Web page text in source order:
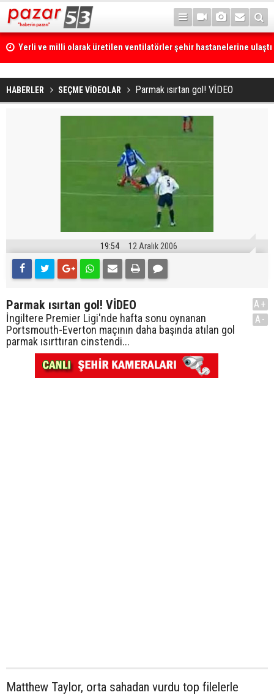
Yerli ve milli olarak üretilen ventilatörler şehir hastanelerine ulaştı
HABERLER SEÇME VİDEOLAR Parmak ısırtan gol! VİDEO
19:54 12 Aralık 2006
Parmak ısırtan gol! VİDEO
İngiltere Premier Ligi'nde hafta sonu oynanan
Portsmouth-Everton maçının daha başında atılan gol
parmak ısırttıran cinstendi...
A+
A-
Matthew Taylor, orta sahadan vurdu top filelerle